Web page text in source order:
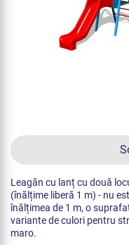
Leagăn cu lanț cu două
(înălțime liberă 1 m) - nu
înălțimea de 1 m, o
variante de culori pentru
maro.